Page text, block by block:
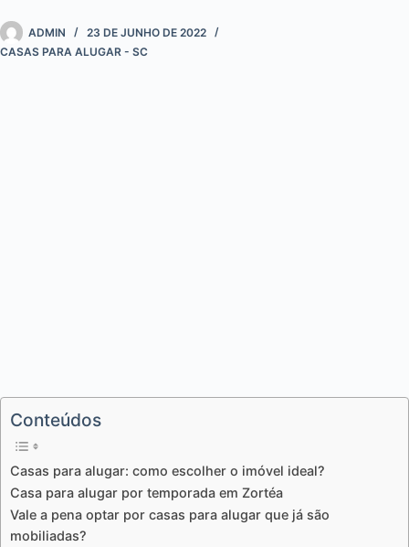
ADMIN
23 DE JUNHO DE 2022
CASAS PARA ALUGAR - SC
Conteúdos
Casas para alugar: como escolher o imóvel ideal?
Casa para alugar por temporada em Zortéa
Vale a pena optar por casas para alugar que já são
mobiliadas?